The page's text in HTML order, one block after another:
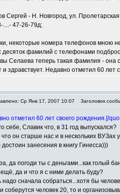
Сергей - Н. Новгород, ул. Пролетарская
....- 47-26-79д;
некоторые номера телефонов мною
десяток фамилий с телефонами
Селаева теперь такая фамилия - она
и здравствует. Недавно отметил 60 лет
Ср Янв 17, 2007 10:07 Заголовок
отметил 60 лет своего рождения.[/
себе, Славик что, в 31 год выпускался?
он старше нас и в нескольких ВУЗах
занесения в книгу Гинесса)))
да погоди ты с деньгами...как голый
да и что я с ними делать буду?
надо сначала собраться...хотя бы
соберутся человек 20, то и